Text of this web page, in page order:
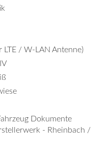
LTE / W-LAN Antenne)
Dokumente
- Rheinbach /